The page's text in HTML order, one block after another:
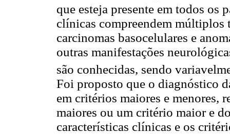
que esteja presente em todos os
clínicas compreendem múltiplos
carcinomas basocelulares e
outras manifestações
são conhecidas, sendo
Foi proposto que o diagnóstico
em critérios maiores e menores,
maiores ou um critério maior e
características clínicas e os